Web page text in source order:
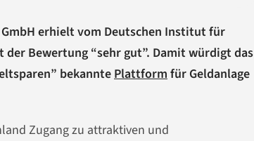
erhielt vom Deutschen Institut für
der Bewertung “sehr gut”. Damit würdigt das
bekannte Plattform für Geldanlage
Zugang zu attraktiven und